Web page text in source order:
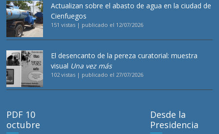
Actualizan sobre el abasto de agua en la ciudad de
Cienfuegos
151 vistas | publicado el 12/07/2026
El desencanto de la pereza curatorial: muestra
visual Una vez más
102 vistas | publicado el 27/07/2026
PDF 10
octubre
Desde la
Presidencia